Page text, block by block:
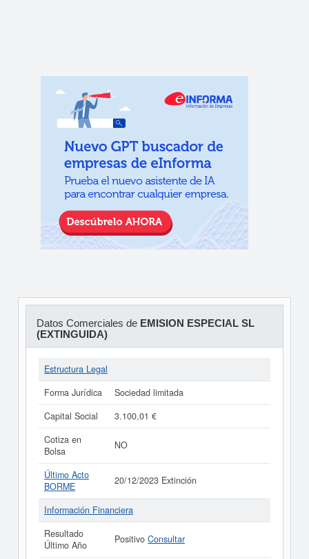
Datos Comerciales de EMISION ESPECIAL SL
(EXTINGUIDA)
Estructura Legal
Forma Jurídica
Sociedad limitada
Capital Social
3.100,01 €
Cotiza en
Bolsa
NO
Último Acto
BORME
20/12/2023 Extinción
Información Financiera
Resultado
Último Año
Positivo Consultar